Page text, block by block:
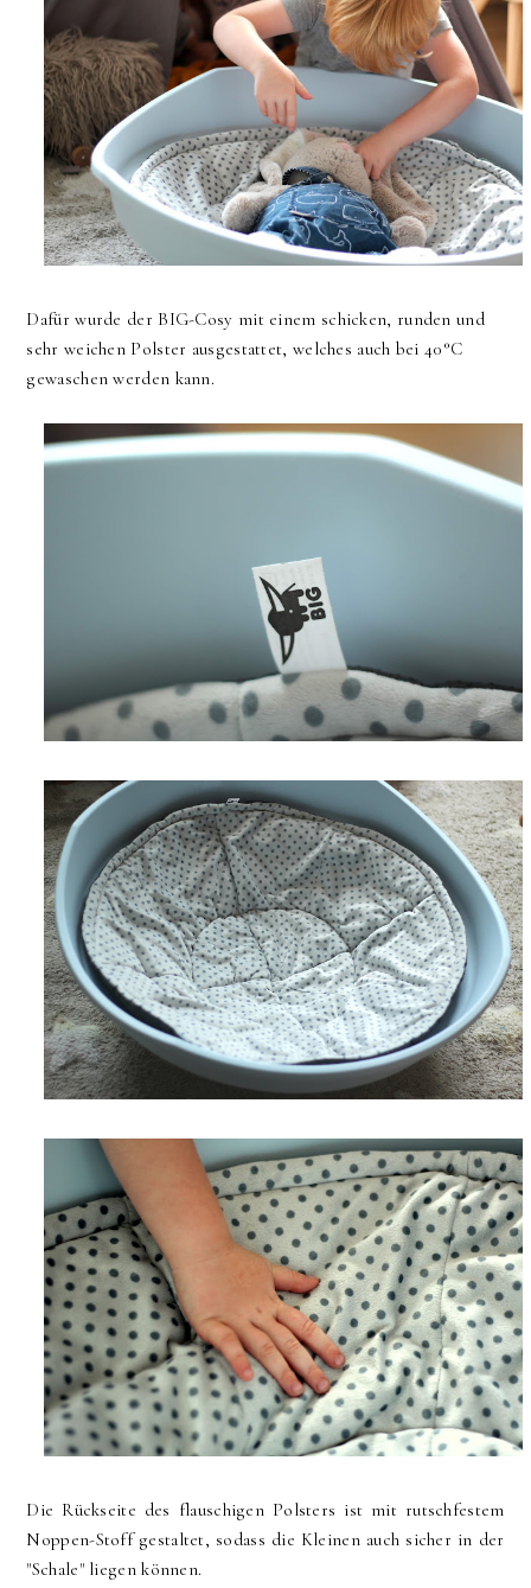
Dafür wurde der BIG-Cosy mit einem schicken, runden und
sehr weichen Polster ausgestattet, welches auch bei 40°C
gewaschen werden kann.
Die Rückseite des flauschigen Polsters ist mit rutschfestem
Noppen-Stoff gestaltet, sodass die Kleinen auch sicher in der
"Schale" liegen können.